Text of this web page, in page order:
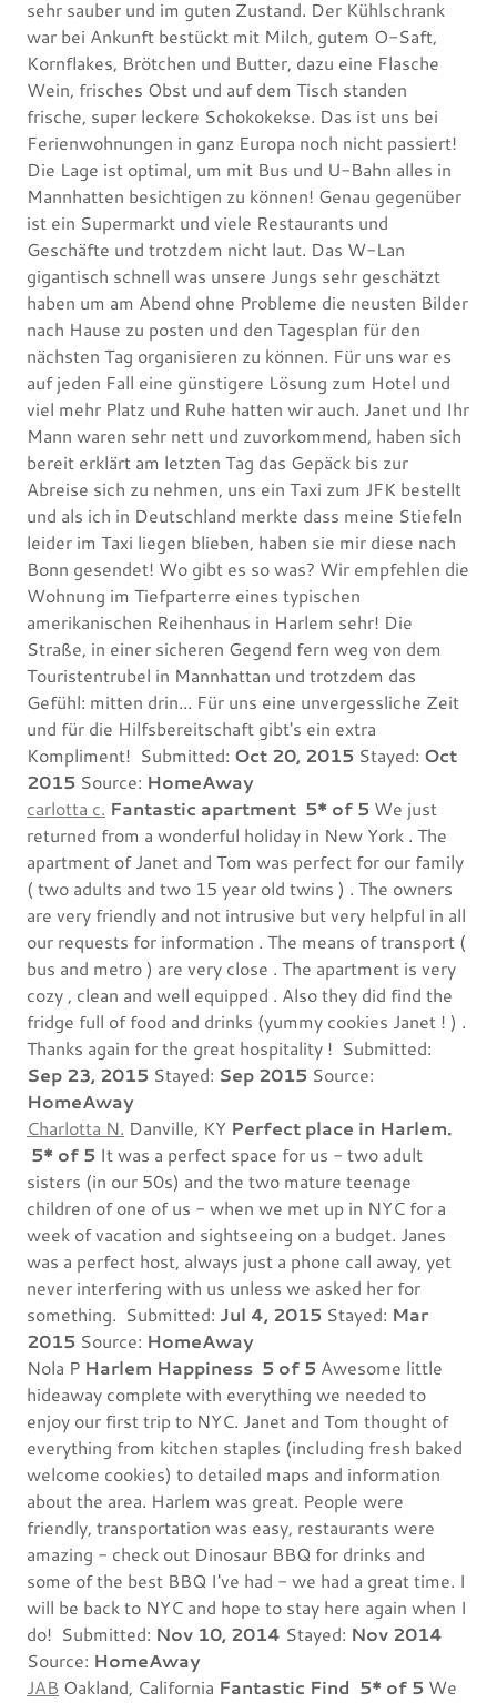
sehr sauber und im guten Zustand. Der Kühlschrank
war bei Ankunft bestückt mit Milch, gutem O-Saft,
Kornflakes, Brötchen und Butter, dazu eine Flasche
Wein, frisches Obst und auf dem Tisch standen
frische, super leckere Schokokekse. Das ist uns bei
Ferienwohnungen in ganz Europa noch nicht passiert!
Die Lage ist optimal, um mit Bus und U-Bahn alles in
Mannhatten besichtigen zu können! Genau gegenüber
ist ein Supermarkt und viele Restaurants und
Geschäfte und trotzdem nicht laut. Das W-Lan
gigantisch schnell was unsere Jungs sehr geschätzt
haben um am Abend ohne Probleme die neusten Bilder
nach Hause zu posten und den Tagesplan für den
nächsten Tag organisieren zu können. Für uns war es
auf jeden Fall eine günstigere Lösung zum Hotel und
viel mehr Platz und Ruhe hatten wir auch. Janet und Ihr
Mann waren sehr nett und zuvorkommend, haben sich
bereit erklärt am letzten Tag das Gepäck bis zur
Abreise sich zu nehmen, uns ein Taxi zum JFK bestellt
und als ich in Deutschland merkte dass meine Stiefeln
leider im Taxi liegen blieben, haben sie mir diese nach
Bonn gesendet! Wo gibt es so was? Wir empfehlen die
Wohnung im Tiefparterre eines typischen
amerikanischen Reihenhaus in Harlem sehr! Die
Straße, in einer sicheren Gegend fern weg von dem
Touristentrubel in Mannhattan und trotzdem das
Gefühl: mitten drin... Für uns eine unvergessliche Zeit
und für die Hilfsbereitschaft gibt's ein extra
Kompliment! Submitted: Oct 20, 2015 Stayed: Oct
2015 Source: HomeAway
carlotta c. Fantastic apartment 5* of 5 We just
returned from a wonderful holiday in New York . The
apartment of Janet and Tom was perfect for our family
( two adults and two 15 year old twins ) . The owners
are very friendly and not intrusive but very helpful in all
our requests for information . The means of transport (
bus and metro ) are very close . The apartment is very
cozy , clean and well equipped . Also they did find the
fridge full of food and drinks (yummy cookies Janet ! ) .
Thanks again for the great hospitality ! Submitted:
Sep 23, 2015 Stayed: Sep 2015 Source:
HomeAway
Charlotta N. Danville, KY Perfect place in Harlem.
5* of 5 It was a perfect space for us - two adult
sisters (in our 50s) and the two mature teenage
children of one of us - when we met up in NYC for a
week of vacation and sightseeing on a budget. Janes
was a perfect host, always just a phone call away, yet
never interfering with us unless we asked her for
something. Submitted: Jul 4, 2015 Stayed: Mar
2015 Source: HomeAway
Nola P Harlem Happiness 5 of 5 Awesome little
hideaway complete with everything we needed to
enjoy our first trip to NYC. Janet and Tom thought of
everything from kitchen staples (including fresh baked
welcome cookies) to detailed maps and information
about the area. Harlem was great. People were
friendly, transportation was easy, restaurants were
amazing - check out Dinosaur BBQ for drinks and
some of the best BBQ I've had - we had a great time. I
will be back to NYC and hope to stay here again when I
do! Submitted: Nov 10, 2014 Stayed: Nov 2014
Source: HomeAway
JAB Oakland, California Fantastic Find 5* of 5 We